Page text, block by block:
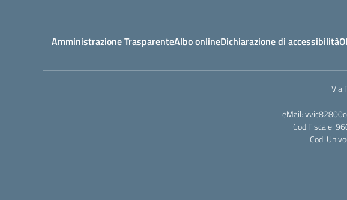
Amministrazione TrasparenteAlbo onlineDichiarazione di accessibilità
Via
eMail:
Cod.Fiscale:
Cod.